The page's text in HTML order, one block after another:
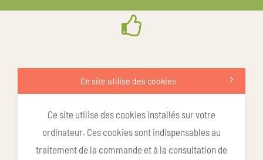
Ce site utilise des cookies
Ce site utilise des cookies installés sur votre
ordinateur. Ces cookies sont indispensables au
traitement de la commande et à la consultation de